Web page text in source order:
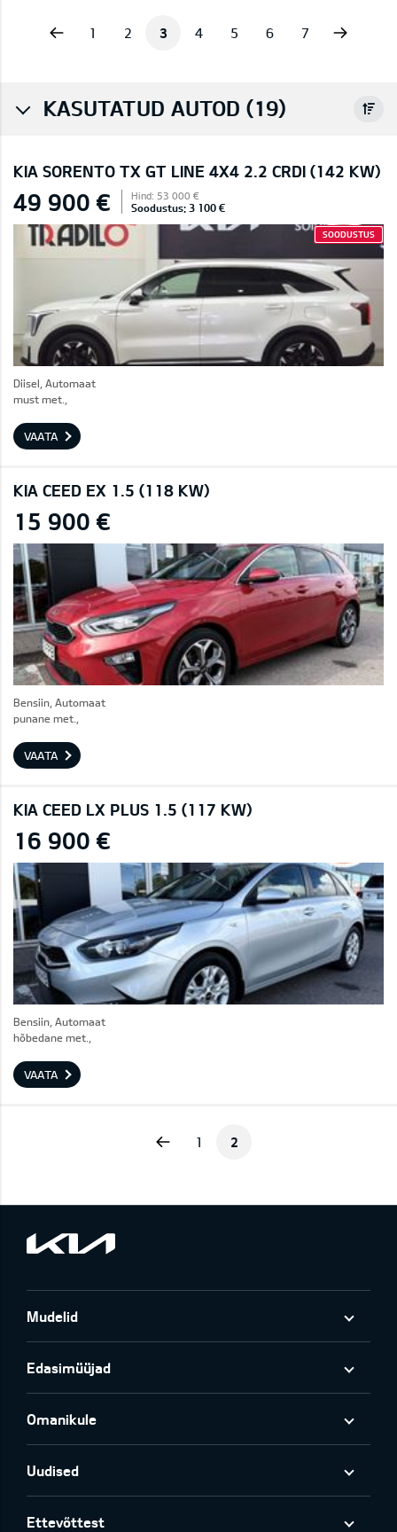
1 2 3 4 5 6 7
KASUTATUD AUTOD (19)
KIA SORENTO TX GT LINE 4X4 2.2 CRDI (142 KW)
49 900 € Hind: 53 000 €
Soodustus: 3 100 €
SOODUSTUS
Diisel, Automaat
must met.,
VAATA
KIA CEED EX 1.5 (118 KW)
15 900 €
Bensiin, Automaat
punane met.,
VAATA
KIA CEED LX PLUS 1.5 (117 KW)
16 900 €
Bensiin, Automaat
hõbedane met.,
VAATA
1 2
Mudelid
Edasimüüjad
Omanikule
Uudised
Ettevõttest